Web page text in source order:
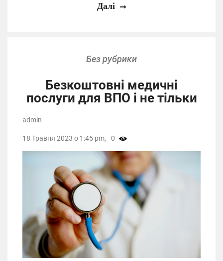
Далі
Без рубрики
Безкоштовні медичні
послуги для ВПО і не тільки
admin
18 Травня 2023 о 1:45 pm, 0